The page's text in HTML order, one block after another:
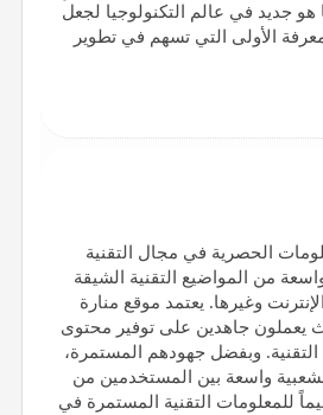
جديد في عالم التكنولوجيا لجعل
الأولى التي تسهم في تطوير
الحصرية في مجال التقنية
من المواضيع التقنية الشيقة
وغيرها. يعتمد موقع منارة
يعملون جاهدين على توفير محتوى
وبفضل جهودهم المستمرة،
واسعة بين المستخدمين من
في 2018 ليمثل بذلك مصدراً قيماً للمعلومات التقنية المستمرة في